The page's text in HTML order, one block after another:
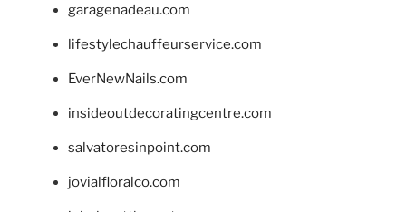
garagenadeau.com
lifestylechauffeurservice.com
EverNewNails.com
insideoutdecoratingcentre.com
salvatoresinpoint.com
jovialfloralco.com